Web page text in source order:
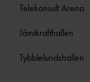
TILL
Telekonsult Arena
Jämtkrafthallen
Tybblelundshallen